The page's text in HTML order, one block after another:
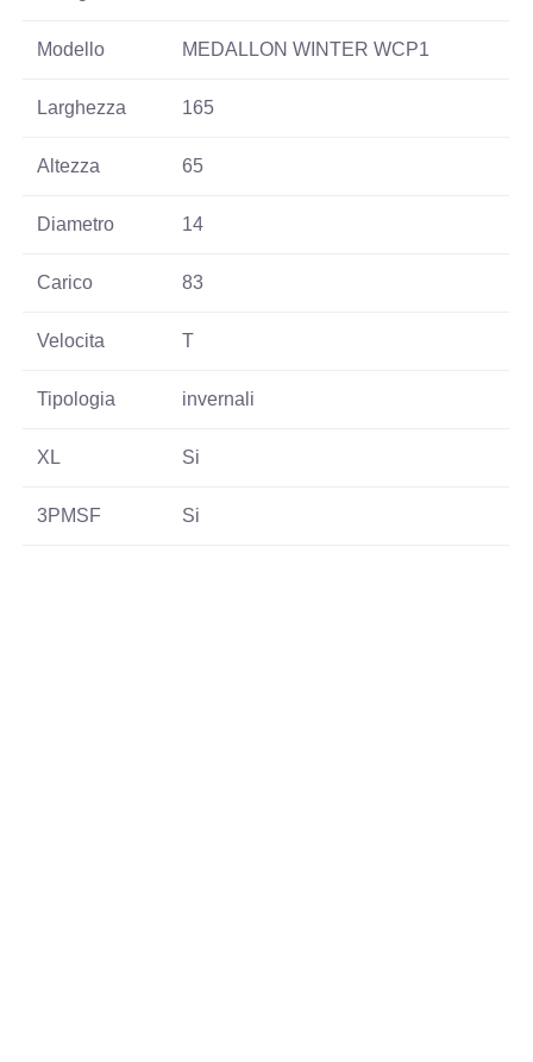
Modello MEDALLON WINTER WCP1
Larghezza 165
Altezza 65
Diametro 14
Carico 83
Velocita T
Tipologia invernali
XL Si
3PMSF Si